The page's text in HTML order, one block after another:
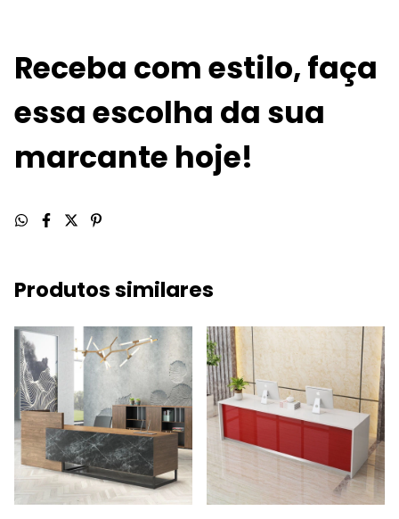
Receba com estilo, faça
essa escolha da sua
marcante hoje!
Produtos similares